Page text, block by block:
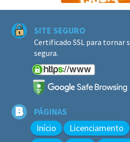
SITE SEGURO
Certificado SSL para tornar
segura.
PÁGINAS
Início Licenciamento